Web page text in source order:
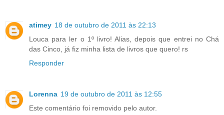
atimey 18 de outubro de 2011 às 22:13
Louca para ler o 1º livro! Alias, depois que entrei no Chá
das Cinco, já fiz minha lista de livros que quero! rs
Responder
Lorenna 19 de outubro de 2011 às 12:55
Este comentário foi removido pelo autor.